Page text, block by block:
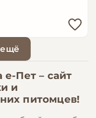
ещё
е-Пет – сайт
и
питомцев!